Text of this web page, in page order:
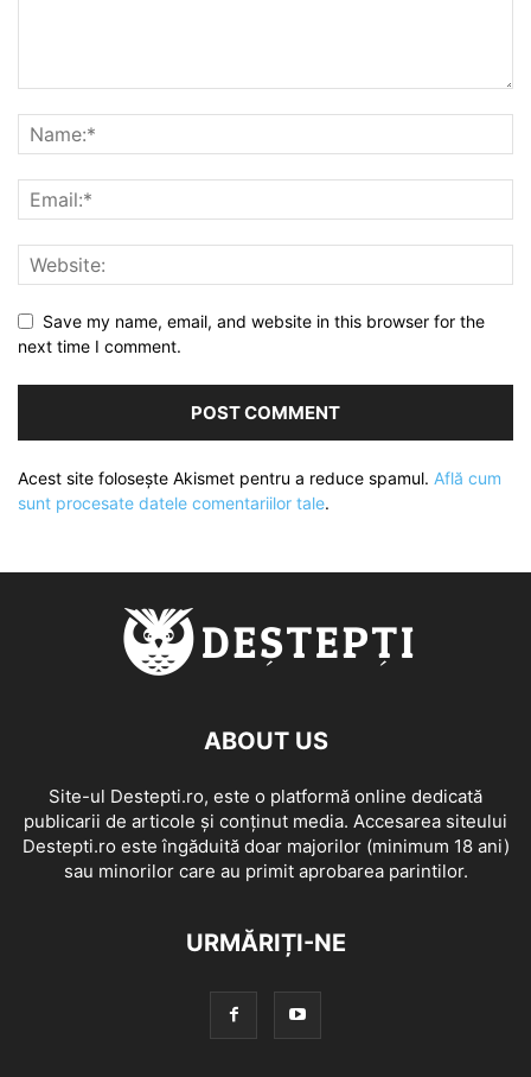
Save my name, email, and website in this browser for the
next time I comment.
Acest site folosește Akismet pentru a reduce spamul. Află cum
sunt procesate datele comentariilor tale.
ABOUT US
Site-ul Destepti.ro, este o platformă online dedicată
publicarii de articole și conținut media. Accesarea siteului
Destepti.ro este îngăduită doar majorilor (minimum 18 ani)
sau minorilor care au primit aprobarea parintilor.
URMĂRIȚI-NE